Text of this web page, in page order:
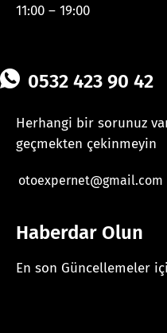
11:00 – 19:00
0532 423 90 42
Herhangi bir sorunuz
geçmekten çekinmeyin
otoexpernet@gmail.com
Haberdar Olun
En son Güncellemeler